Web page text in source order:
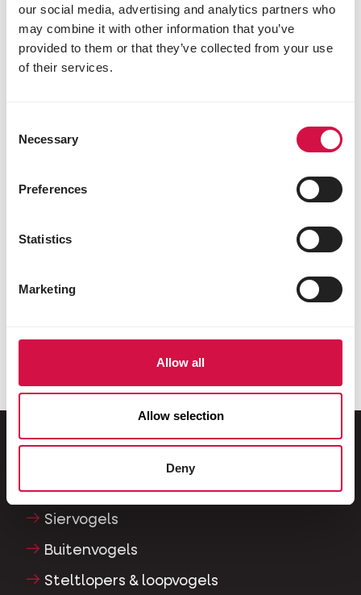
our social media, advertising and analytics partners who
may combine it with other information that you’ve
provided to them or that they’ve collected from your use
of their services.
Selection
Necessary
Preferences
Statistics
Marketing
Allow all
Allow selection
Deny
lang per ‘sessie’. Blijven de katten kalm, dan doe je
de deur de volgende keer enkele centimeters
meer open. Herhaal de oefening tweemaal per
dag, en laat de katten na enkele weken aan elkaar
door eten of snoepjes. Je zult hen op een andere
manier moeten afleiden. Kattenkruid kan een
en daarmee je ‘oude’
kat afleiden in bovenstaande oefening.
Deel op Facebook
Deel viaDeel
Voor jouw dier
Siervogels
Buitenvogels
Steltlopers & loopvogels